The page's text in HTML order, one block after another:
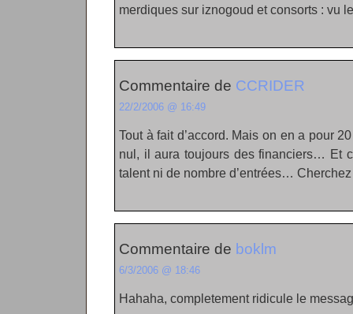
merdiques sur iznogoud et consorts : vu
Commentaire de CCRIDER
22/2/2006 @ 16:49
Tout à fait d’accord. Mais on en a pour
nul, il aura toujours des financiers… Et
talent ni de nombre d’entrées…
Commentaire de boklm
6/3/2006 @ 18:46
Hahaha, completement ridicule le